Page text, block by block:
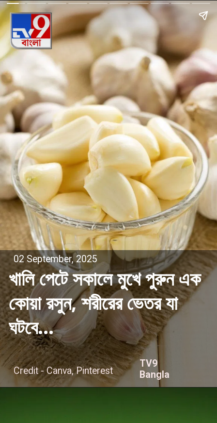
02 September, 2025
খালি পেটে সকালে মুখে পুরুন এক
কোয়া রসুন, শরীরের ভেতর যা
ঘটবে...
Credit - Canva, Pinterest
TV9
Bangla